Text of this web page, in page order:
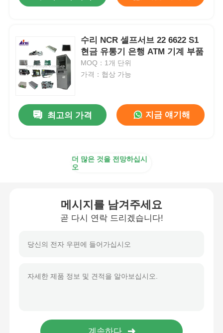
수리 NCR 셀프서브 22 6622 S1
현금 유통기 은행 ATM 기계 부품
MOQ：1개 단위
가격：협상 가능
최고의 가격 지금 얘기해
더 많은 것을 전망하십시
오
메시지를 남겨주세요
곧 다시 연락 드리겠습니다!